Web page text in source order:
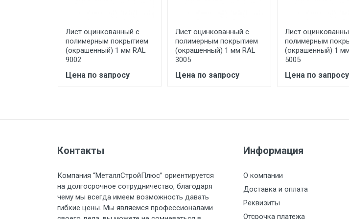
Стоимость доставки по РФ рассчитывается индивидуально.
6500 с НДС
Груз до 6 м, вес до 3 тн 7500 с НДС
Груз до 6 м, вес до 5 тн 9000 с НДС
Лист оцинкованный с
полимерным покрытием
(окрашенный) 1 мм RAL
9002
Цена по запросу
Лист оцинкованный с
полимерным покрытием
(окрашенный) 1 мм RAL
3005
Цена по запросу
Лист
полимерным
(окрашенный) 1
5005
Цена по запросу
Контакты
Компания “МеталлСтройПлюс” ориентируется
на долгосрочное сотрудничество, благодаря
чему мы всегда имеем возможность давать
гибкие цены. Мы являемся профессионалами
Информация
О компании
Доставка и оплата
Реквизиты
Отсрочка платежа